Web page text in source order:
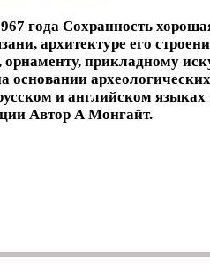
года Сохранность
архитектуре его
орнаменту, прикладному
основании
и английском
Автор А Монгайт.